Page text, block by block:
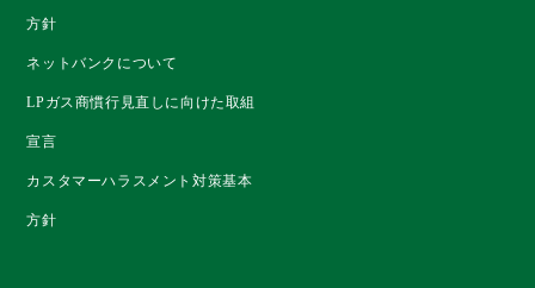
方針
ネットバンクについて
LPガス商慣行見直しに向けた取組
宣言
カスタマーハラスメント対策基本
方針